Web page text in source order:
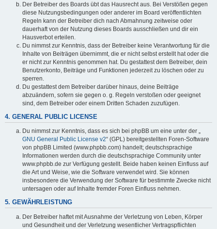
Der Betreiber des Boards übt das Hausrecht aus. Bei Verstößen gegen
diese Nutzungsbedingungen oder anderer im Board veröffentlichten
Regeln kann der Betreiber dich nach Abmahnung zeitweise oder
dauerhaft von der Nutzung dieses Boards ausschließen und dir ein
Hausverbot erteilen.
Du nimmst zur Kenntnis, dass der Betreiber keine Verantwortung für die
Inhalte von Beiträgen übernimmt, die er nicht selbst erstellt hat oder die
er nicht zur Kenntnis genommen hat. Du gestattest dem Betreiber, dein
Benutzerkonto, Beiträge und Funktionen jederzeit zu löschen oder zu
sperren.
Du gestattest dem Betreiber darüber hinaus, deine Beiträge
abzuändern, sofern sie gegen o. g. Regeln verstoßen oder geeignet
sind, dem Betreiber oder einem Dritten Schaden zuzufügen.
4. GENERAL PUBLIC LICENSE
Du nimmst zur Kenntnis, dass es sich bei phpBB um eine unter der „
GNU General Public License v2“ (GPL) bereitgestellten Foren-Software
von phpBB Limited (www.phpbb.com) handelt; deutschsprachige
Informationen werden durch die deutschsprachige Community unter
www.phpbb.de zur Verfügung gestellt. Beide haben keinen Einfluss auf
die Art und Weise, wie die Software verwendet wird. Sie können
insbesondere die Verwendung der Software für bestimmte Zwecke nicht
untersagen oder auf Inhalte fremder Foren Einfluss nehmen.
5. GEWÄHRLEISTUNG
Der Betreiber haftet mit Ausnahme der Verletzung von Leben, Körper
und Gesundheit und der Verletzung wesentlicher Vertragspflichten